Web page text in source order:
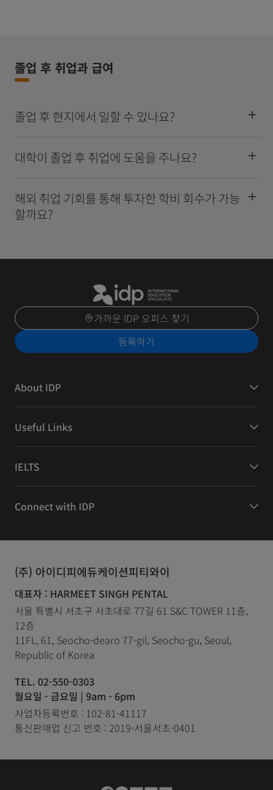
졸업 후 취업과 급여
졸업 후 현지에서 일할 수 있나요?
대학이 졸업 후 취업에 도움을 주나요?
해외 취업 기회를 통해 투자한 학비 회수가 가능
할까요?
가까운 IDP 오피스 찾기
등록하기
About IDP
Useful Links
IELTS
Connect with IDP
(주) 아이디피에듀케이션피티와이
대표자 : HARMEET SINGH PENTAL
서울 특별시 서초구 서초대로 77길 61 S&C TOWER 11층,
12층
11FL, 61, Seocho-dearo 77-gil, Seocho-gu, Seoul,
Republic of Korea
TEL. 02-550-0303
월요일 - 금요일 | 9am - 6pm
사업자등록번호 : 102-81-41117
통신판매업 신고 번호 : 2019-서울서초-0401